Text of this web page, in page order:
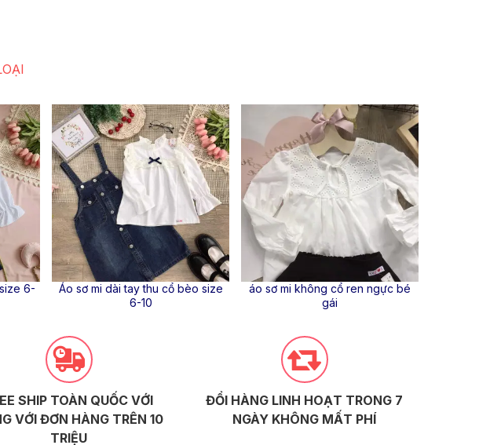
6-
Áo sơ mi dài tay thu cổ bèo size
6-10
áo sơ mi không cổ ren ngực bé
gái
SHIP TOÀN QUỐC VỚI
VỚI ĐƠN HÀNG TRÊN 10
TRIỆU
ĐỔI HÀNG LINH HOẠT TRONG 7
NGÀY KHÔNG MẤT PHÍ